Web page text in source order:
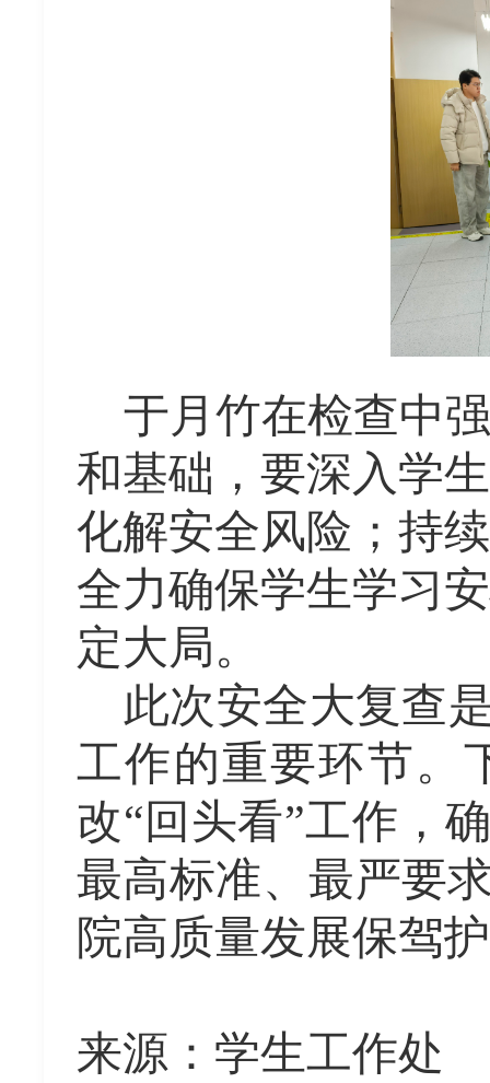
于月竹在检查中
和基础， 要深入学生
化解安全风险；持续
全力确保学生学习
定大局。
此次安全大复查
工作的重要环节。
改“回头看”工作，
最高标准、最严要
院高质量发展保驾
来源：学生工作处